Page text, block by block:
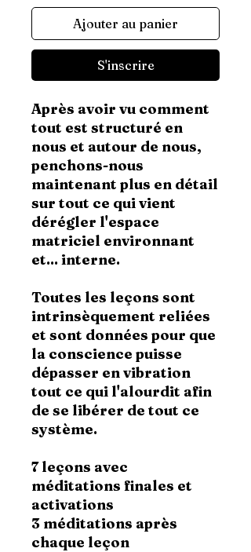
Ajouter au panier
S'inscrire
Après avoir vu comment
tout est structuré en
nous et autour de nous,
penchons-nous
maintenant plus en détail
sur tout ce qui vient
dérégler l'espace
matriciel environnant
et... interne.
Toutes les leçons sont
intrinsèquement reliées
et sont données pour que
la conscience puisse
dépasser en vibration
tout ce qui l'alourdit afin
de se libérer de tout ce
système.
7 leçons avec
méditations finales et
activations
3 méditations après
chaque leçon